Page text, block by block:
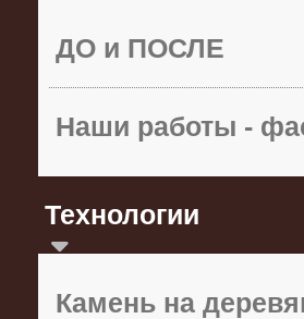
ДО и ПОСЛЕ
Наши работы -
Технологии
Камень на